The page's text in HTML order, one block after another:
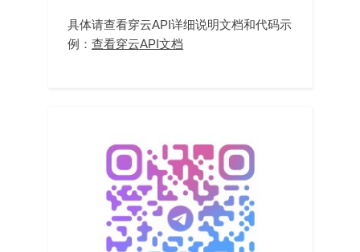
具体请查看穿云API详细说明文档和代码示
例： 查看穿云API文档